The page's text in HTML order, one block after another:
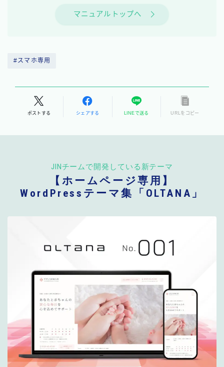
マニュアルトップへ
#スマホ専用
ポストする シェアする LINEで送る URLをコピー
JINチームで開発している新テーマ
【ホームページ専用】
WordPressテーマ集「OLTANA」